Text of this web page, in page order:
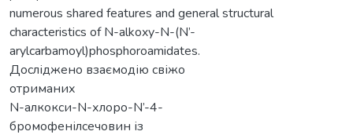
numerous shared features and general structural
characteristics of N-alkoxy-N-(N’-
arylcarbamoyl)phosphoroamidates.
Досліджено взаємодію свіжо
отриманих
N-алкокси-N-хлоро-N’-4-
бромофенілсечовин із